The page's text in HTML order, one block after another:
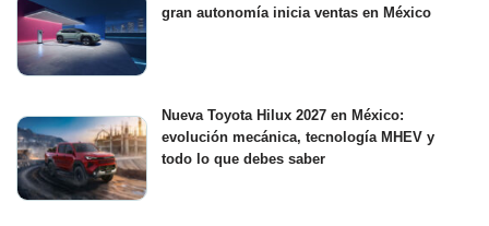
gran autonomía inicia ventas en México
Nueva Toyota Hilux 2027 en México:
evolución mecánica, tecnología MHEV y
todo lo que debes saber